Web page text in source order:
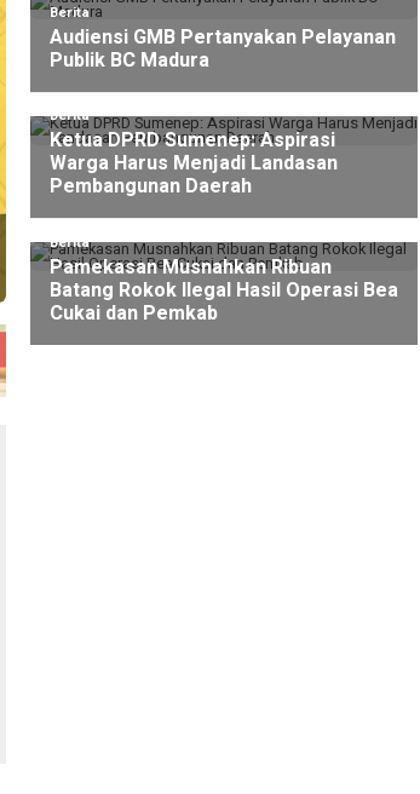
Berita
Audiensi GMB Pertanyakan Pelayanan
Publik BC Madura
Berita
Ketua DPRD Sumenep: Aspirasi
Warga Harus Menjadi Landasan
Pembangunan Daerah
Berita
Pamekasan Musnahkan Ribuan
Batang Rokok Ilegal Hasil Operasi Bea
Cukai dan Pemkab